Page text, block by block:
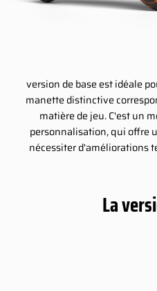
version de base est idéale
manette distinctive
matière de jeu. C'est un
personnalisation, qui offre
nécessiter d'améliorations
La